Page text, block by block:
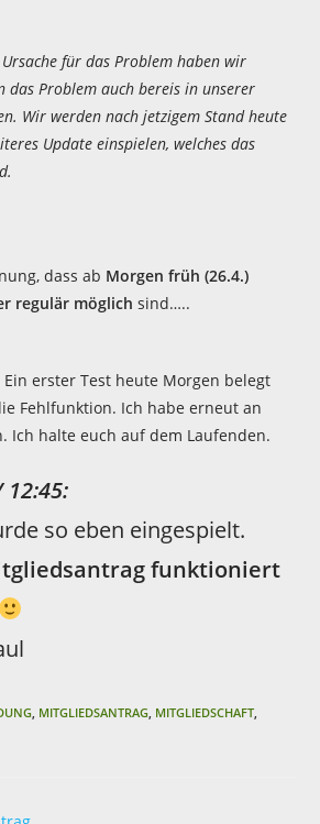
für das Problem haben wir
das Problem auch bereis in unserer
Wir werden nach jetzigem Stand heute
Update einspielen, welches das
dass ab Morgen früh (26.4.)
regulär möglich sind…..
Ein erster Test heute Morgen belegt
Fehlfunktion. Ich habe erneut an
Ich halte euch auf dem Laufenden.
12:45:
so eben eingespielt.
funktioniert
, MITGLIEDSANTRAG, MITGLIEDSCHAFT,